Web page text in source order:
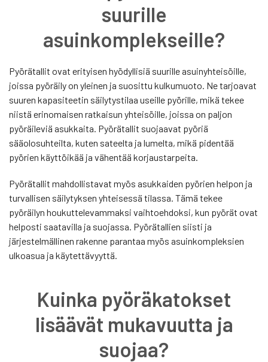
suurille
asuinkomplekseille?
Pyörätallit ovat erityisen hyödyllisiä suurille asuinyhteisöille,
joissa pyöräily on yleinen ja suosittu kulkumuoto. Ne tarjoavat
suuren kapasiteetin säilytystilaa useille pyörille, mikä tekee
niistä erinomaisen ratkaisun yhteisöille, joissa on paljon
pyöräileviä asukkaita. Pyörätallit suojaavat pyöriä
sääolosuhteilta, kuten sateelta ja lumelta, mikä pidentää
pyörien käyttöikää ja vähentää korjaustarpeita.
Pyörätallit mahdollistavat myös asukkaiden pyörien helpon ja
turvallisen säilytyksen yhteisessä tilassa. Tämä tekee
pyöräilyn houkuttelevammaksi vaihtoehdoksi, kun pyörät ovat
helposti saatavilla ja suojassa. Pyörätallien siisti ja
järjestelmällinen rakenne parantaa myös asuinkompleksien
ulkoasua ja käytettävyyttä.
Kuinka pyöräkatokset
lisäävät mukavuutta ja
suojaa?